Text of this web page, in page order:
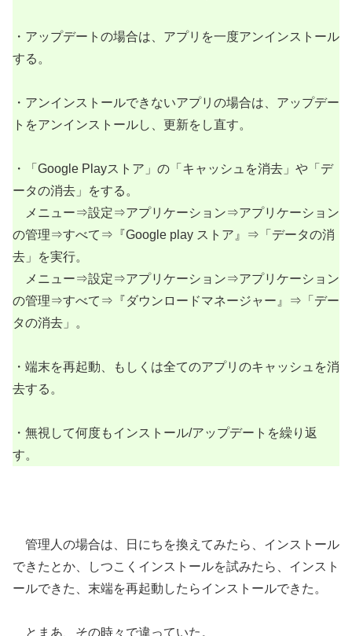
・アップデートの場合は、アプリを一度アンインストール
する。
・アンインストールできないアプリの場合は、アップデー
トをアンインストールし、更新をし直す。
・「Google Playストア」の「キャッシュを消去」や「デ
ータの消去」をする。
メニュー⇒設定⇒アプリケーション⇒アプリケーション
の管理⇒すべて⇒『Google play ストア』⇒「データの消
去」を実行。
メニュー⇒設定⇒アプリケーション⇒アプリケーション
の管理⇒すべて⇒『ダウンロードマネージャー』⇒「デー
タの消去」。
・端末を再起動、もしくは全てのアプリのキャッシュを消
去する。
・無視して何度もインストール/アップデートを繰り返
す。
管理人の場合は、日にちを換えてみたら、インストール
できたとか、しつこくインストールを試みたら、インスト
ールできた、末端を再起動したらインストールできた。
とまあ、その時々で違っていた。